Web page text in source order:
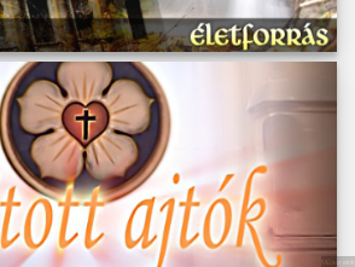
Műsoraink